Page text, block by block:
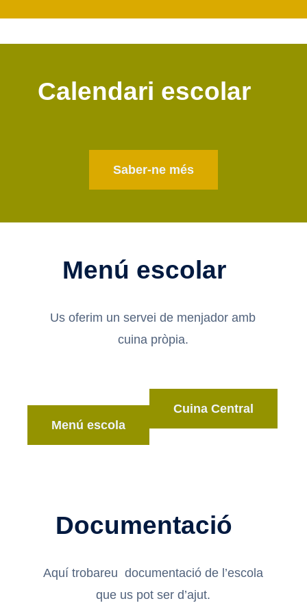
Calendari escolar
Saber-ne més
Menú escolar
Us oferim un servei de menjador amb
cuina pròpia.
Menú escola
Cuina Central
Documentació
Aquí trobareu documentació de l’escola
que us pot ser d’ajut.